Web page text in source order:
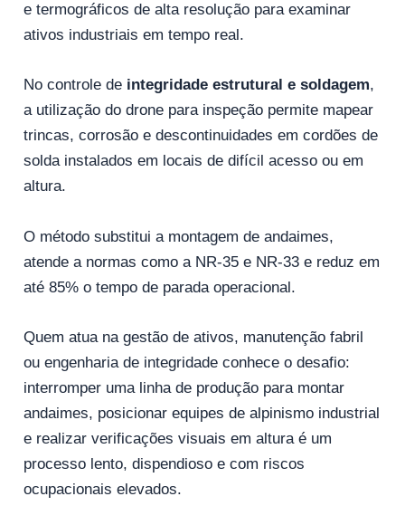
e termográficos de alta resolução para examinar
ativos industriais em tempo real.
No controle de integridade estrutural e soldagem,
a utilização do drone para inspeção permite mapear
trincas, corrosão e descontinuidades em cordões de
solda instalados em locais de difícil acesso ou em
altura.
O método substitui a montagem de andaimes,
atende a normas como a NR-35 e NR-33 e reduz em
até 85% o tempo de parada operacional.
Quem atua na gestão de ativos, manutenção fabril
ou engenharia de integridade conhece o desafio:
interromper uma linha de produção para montar
andaimes, posicionar equipes de alpinismo industrial
e realizar verificações visuais em altura é um
processo lento, dispendioso e com riscos
ocupacionais elevados.